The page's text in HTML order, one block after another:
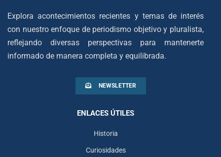
Explora acontecimientos recientes y temas de interés
con nuestro enfoque de periodismo objetivo y pluralista,
reflejando diversas perspectivas para mantenerte
informado de manera completa y equilibrada.
NEWSLETTER
ENLACES ÚTILES
Historia
Curiosidades